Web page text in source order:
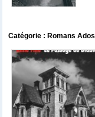
Catégorie : Romans Ados